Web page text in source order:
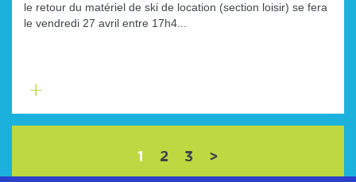
le retour du matériel de ski de location (section loisir) se fera
le vendredi 27 avril entre 17h4...
savoir
1 (current)
2 3 >